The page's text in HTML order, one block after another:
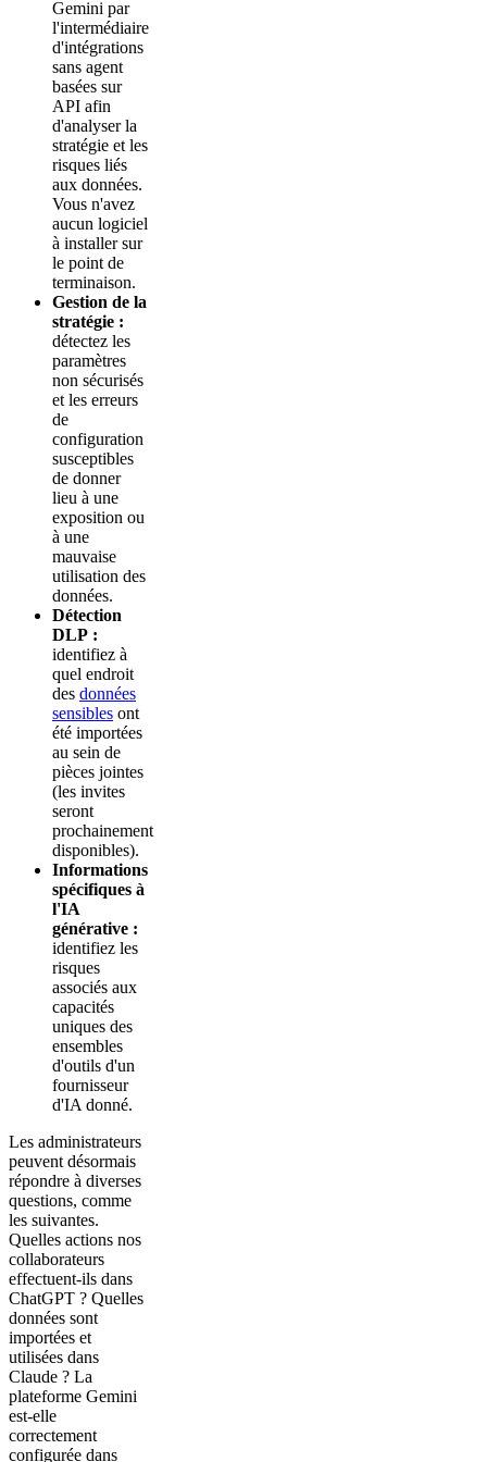
Gemini par
l'intermédiaire
d'intégrations
sans agent
basées sur
API afin
d'analyser la
stratégie et les
risques liés
aux données.
Vous n'avez
aucun logiciel
à installer sur
le point de
terminaison.
Gestion de la
stratégie :
détectez les
paramètres
non sécurisés
et les erreurs
de
configuration
susceptibles
de donner
lieu à une
exposition ou
à une
mauvaise
utilisation des
données.
Détection
DLP :
identifiez à
quel endroit
des données
sensibles ont
été importées
au sein de
pièces jointes
(les invites
seront
prochainement
disponibles).
Informations
spécifiques à
l'IA
générative :
identifiez les
risques
associés aux
capacités
uniques des
ensembles
d'outils d'un
fournisseur
d'IA donné.
Les administrateurs
peuvent désormais
répondre à diverses
questions, comme
les suivantes.
Quelles actions nos
collaborateurs
effectuent-ils dans
ChatGPT ? Quelles
données sont
importées et
utilisées dans
Claude ? La
plateforme Gemini
est-elle
correctement
configurée dans